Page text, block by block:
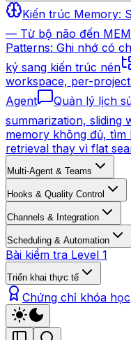
Kiến trúc Memory:
— Từ bộ não đến
Patterns: Ghi nhớ có
ký sang kiến trúc nén
workspace, per-
Agent
Quản lý lịch
summarization, sliding
memory không đủ,
retrieval thay vì flat
Multi-Agent & Teams
Hooks & Quality Control
Channels & Integration
Scheduling & Automation
Bài kiểm tra Level 1
Triển khai thực tế
Chứng chỉ khóa học